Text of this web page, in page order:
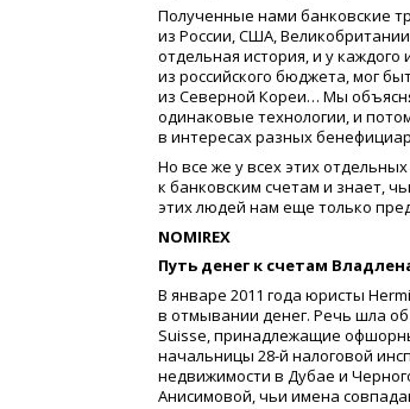
Полученные нами банковские
из России, США,
отдельная история, и у
из российского бюджета, мог
из Северной Кореи… Мы
одинаковые технологии, и
в интересах разных
Но все же у всех этих
к банковским счетам и знает,
этих людей нам еще только
NOMIREX
Путь денег к счетам
В январе 2011 года юристы
в отмывании денег. Речь шла
Suisse, принадлежащие
начальницы 28-й налоговой
недвижимости в Дубае и
Анисимовой, чьи имена